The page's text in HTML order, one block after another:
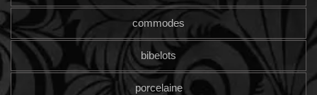
commodes
bibelots
porcelaine